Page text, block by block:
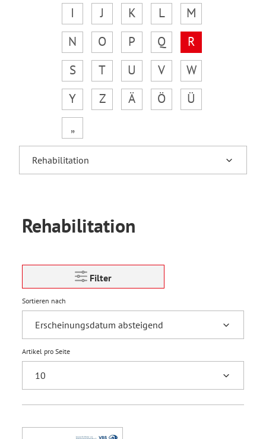
I
J K L
M
N
O P Q
R
S
T U V
W
Y
Z Ä Ö
Ü
„
Rehabilitation
Filter
Sortieren nach
Artikel pro Seite